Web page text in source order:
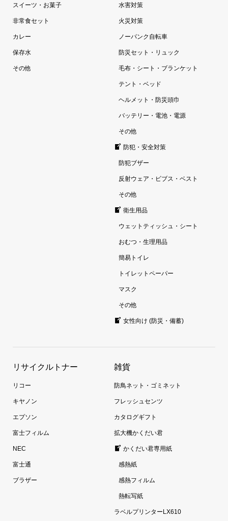
スイーツ・お菓子
非常食セット
カレー
保存水
その他
水害対策
火災対策
ノーパンク自転車
防災セット・リュック
毛布・シート・ブランケット
テント・ベッド
ヘルメット・防災頭巾
バッテリー・電池・電源
その他
防犯・安全対策
防犯ブザー
反射ウェア・ビブス・ベスト
その他
衛生用品
ウェットティッシュ・シート
おむつ・生理用品
簡易トイレ
トイレットペーパー
マスク
その他
女性向け (防災・備蓄)
リサイクルトナー
リコー
キヤノン
エプソン
富士フィルム
NEC
富士通
ブラザー
雑貨
防鳥ネット・ゴミネット
フレッシュセンツ
カタログギフト
拡大機かくだい君
かくだい君専用紙
感熱紙
感熱フィルム
熱転写紙
ラベルプリンターLX610